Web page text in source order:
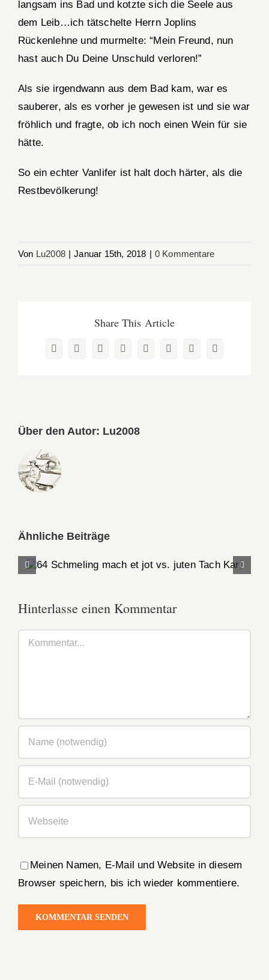
langsam ins Bad und kotzte sich die Seele aus
dem Leib…ich tätschelte Herrn Joplins
Rückenlehne und murmelte: “Mein Freund, nun
hast auch Du Deine Unschuld verloren!”
Als sie irgendwann aus dem Bad kam, war es
sauberer, als es vorher je gewesen ist und sie war
fröhlich und fragte, ob ich noch einen Wein für sie
hätte.
So ein echter Vanlifer ist halt doch härter, als die
Restbevölkerung!
Von Lu2008 | Januar 15th, 2018 | 0 Kommentare
Share This Article
Facebook
X RedditLinkedInWhatsAppPinterest
Vk
E-
Über den Autor: Lu2008
Ähnliche Beiträge
64 Schmeling mach et jot vs. juten Tach
Hinterlasse einen Kommentar
Kommentar
Meinen Namen, E-Mail und Website in diesem
Browser speichern, bis ich wieder kommentiere.